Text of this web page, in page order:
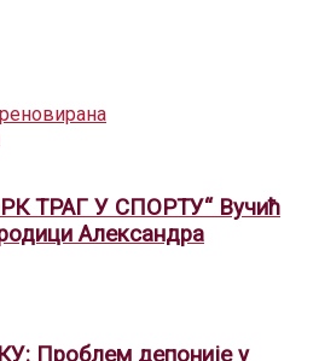
реновирана
ТРАГ У СПОРТУ“ Вучић
Александра
Проблем депоније у